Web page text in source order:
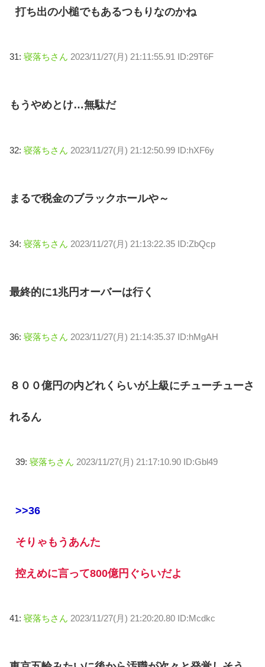
打ち出の小槌でもあるつもりなのかね
31: 寝落ちさん 2023/11/27(月) 21:11:55.91 ID:29T6F
もうやめとけ…無駄だ
32: 寝落ちさん 2023/11/27(月) 21:12:50.99 ID:hXF6y
まるで税金のブラックホールや～
34: 寝落ちさん 2023/11/27(月) 21:13:22.35 ID:ZbQcp
最終的に1兆円オーバーは行く
36: 寝落ちさん 2023/11/27(月) 21:14:35.37 ID:hMgAH
８００億円の内どれくらいが上級にチューチューさ
れるん
39: 寝落ちさん 2023/11/27(月) 21:17:10.90 ID:Gbl49
>>36
そりゃもうあんた
控えめに言って800億円ぐらいだよ
41: 寝落ちさん 2023/11/27(月) 21:20:20.80 ID:Mcdkc